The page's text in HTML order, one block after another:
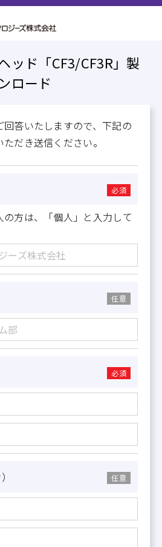
ッド「CF3/CF3R」製
ロード
答いたしますので、下記の
だき送信ください。
必須
方は、「個人」と入力して
任意
必須
任意